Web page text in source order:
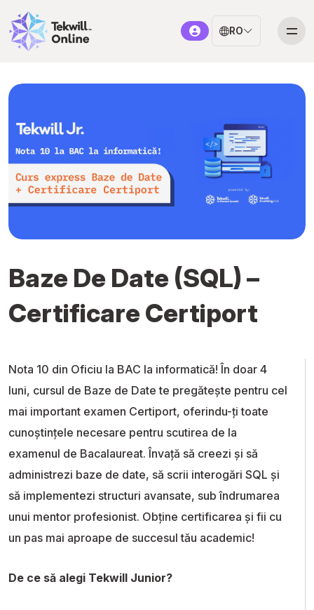
RO
Baze De Date (SQL) –
Certificare Certiport
Nota 10 din Oficiu la BAC la informatică! În doar 4
luni, cursul de Baze de Date te pregătește pentru cel
mai important examen Certiport, oferindu-ți toate
cunoștințele necesare pentru scutirea de la
examenul de Bacalaureat. Învață să creezi și să
administrezi baze de date, să scrii interogări SQL și
să implementezi structuri avansate, sub îndrumarea
unui mentor profesionist. Obține certificarea și fii cu
un pas mai aproape de succesul tău academic!
De ce să alegi Tekwill Junior?